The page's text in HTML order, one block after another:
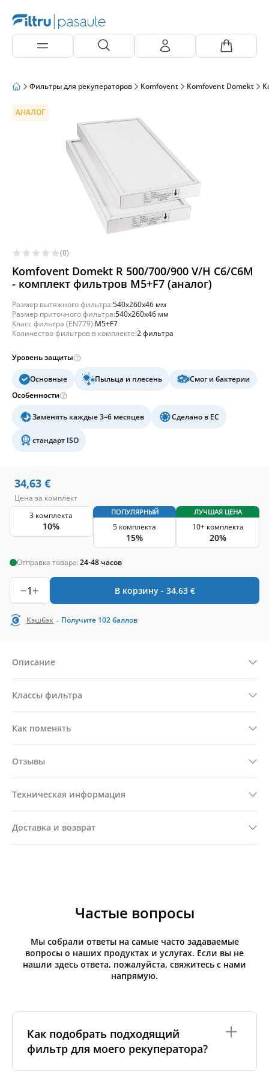
Фильтры для рекуператоров Komfovent Komfovent Domekt
АНАЛОГ
(0)
Komfovent Domekt R 500/700/900 V/H C6/C6M
- комплект фильтров M5+F7 (аналог)
Размер вытяжного фильтра:540x260x46 мм
Размер приточного фильтра:540x260x46 мм
Класс фильтра (EN779):M5+F7
Количество фильтров в комплекте:2 фильтра
Уровень защиты
Основные Пыльца и плесень
Смог и бактерии
Особенности
Заменять каждые 3–6 месяцев Сделано в ЕС
стандарт ISO
34,63 €
Цена за комплект
3 комплекта
10%
ПОПУЛЯРНЫЙ
5 комплекта
15%
ЛУЧШАЯ ЦЕНА
10+ комплекта
20%
Отправка товара:24-48 часов
1 В корзину - 34,63 €
Кэшбэк - Получите 102баллов
Описание
Классы фильтра
Как поменять
Отзывы
Техническая информация
Доставка и возврат
Частые вопросы
Мы собрали ответы на самые часто задаваемые
вопросы о наших продуктах и услугах. Если вы не
нашли здесь ответа, пожалуйста, свяжитесь с нами
напрямую.
Как подобрать подходящий
фильтр для моего рекуператора?